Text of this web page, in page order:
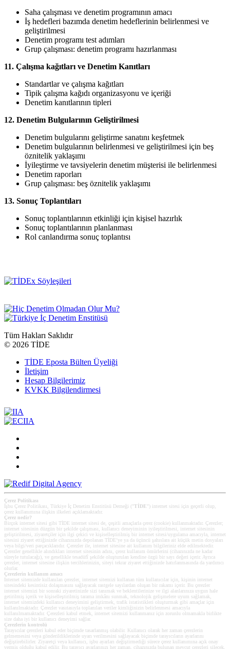
Saha çalışması ve denetim programının amacı
İş hedefleri bazımda denetim hedeflerinin belirlenmesi ve
geliştirilmesi
Denetim programı test adımları
Grup çalışması: denetim programı hazırlanması
11. Çalışma kağıtları ve Denetim Kanıtları
Standartlar ve çalışma kağıtları
Tipik çalışma kağıdı organizasyonu ve içeriği
Denetim kanıtlarının tipleri
12. Denetim Bulgularının Geliştirilmesi
Denetim bulgularını geliştirme sanatını keşfetmek
Denetim bulgularının belirlenmesi ve geliştirilmesi için beş
öznitelik yaklaşımı
İyileştirme ve tavsiyelerin denetim müşterisi ile belirlenmesi
Denetim raporları
Grup çalışması: beş öznitelik yaklaşımı
13. Sonuç Toplantıları
Sonuç toplantılarının etkinliği için kişisel hazırlık
Sonuç toplantılarının planlanması
Rol canlandırma sonuç toplantısı
Tüm Hakları Saklıdır
© 2026 TİDE
TİDE Eposta Bülten Üyeliği
İletişim
Hesap Bilgilerimiz
KVKK Bilgilendirmesi
Çerez Politikası
İşbu Çerez Politikası, Türkiye İç Denetim Enstitüsü Derneği (" TİDE ") internet sitesi için geçerli olup,
çerez kullanımına ilişkin ilkeleri açıklamaktadır.
Çerez nedir?
Birçok internet sitesi gibi TİDE internet sitesi de, çeşitli amaçlarla çerez (cookie) kullanmaktadır. Çerezler;
internet sitesinin düzgün bir şekilde çalışması, kullanıcı deneyiminin iyileştirilmesi, internet sitesinin
geliştirilmesi, ziyaretçiler için ilgi çekici ve kişiselleştirilmiş bir internet sitesi/uygulama amacıyla, internet
sitesini ziyaret ettiğinizde cihazınızda depolanan TİDE’ye ya da üçüncü şahıslara ait küçük metin dosyaları
veya bilgi/veri parçacıklarıdır. Çerezler ile, internet sitesine ait kullanım bilgileriniz elde edilmektedir.
Çerezler genellikle alındıkları internet sitesinin adını, çerez kullanım ömürlerini (cihazınızda ne kadar
süreyle tutulacağı), ve genellikle tesadüfî şekilde oluşturulan kendine özgü bir sayı değeri içerir. Ayrıca
çerezler, internet sitesine ilişkin tercihlerinizin, siteyi tekrar ziyaret ettiğinizde hatırlanmasında da yardımcı
olurlar.
Çerezlerin kullanım amacı
Internet sitemizde kullanılan çerezler, internet sitemizi kullanan tüm kullanıcılar için, kişinin internet
sitesindeki kesintisiz dolaşmasını sağlayacak rastgele sayılardan oluşan bir rakamı içerir. Bu çerezler
internet sitemizi bir sonraki ziyaretinizde sizi tanımak ve beklentilerinize ve ilgi alanlarınıza uygun hale
getirilmiş içerik ve kişiselleştirilmiş tarama imkânı sunmak, teknolojik gelişmelere uyum sağlamak,
internet sitemizdeki kullanıcı deneyimini geliştirmek, trafik istatistikleri oluşturmak gibi amaçlar için
kullanılmaktadır. Çerezler vasıtasıyla toplanılan veriler kimliğinizin belirlenmesi amacıyla
kullanılmamaktadır. Çerezleri kabul etmek, internet sitemizi kullanmanız için zorunlu olmamakla birlikte
size daha iyi bir kullanıcı deneyimi sağlar.
Çerezlerin kontrolü
Tarayıcılar çerezleri kabul eder biçimde tasarlanmış olabilir. Kullanıcı olarak her zaman çerezlerin
gelmemesini veya gönderildiklerinde uyarı verilmesini sağlayacak biçimde tarayıcıların ayarlarını
değiştirebilirler. Ziyaretçi veya kullanıcı, işbu ayarları değiştirmediği sürece çerez kullanımına açık onay
vermiş olduğu kabul edilir. Bu tarayıcı ayarlarınızı her zaman, cihazınızda bulunan mevcut çerezleri silecek,